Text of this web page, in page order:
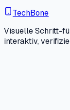
TechBone
Visuelle Schritt-
interaktiv,